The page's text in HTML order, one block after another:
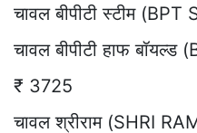
चावल बीपीटी स्टीम
चावल बीपीटी हाफ
₹ 3725
चावल श्रीराम (SHRI